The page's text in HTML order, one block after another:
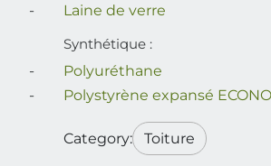
Laine de verre
Synthétique :
Polyuréthane
Polystyrène expansé
Category: Toiture